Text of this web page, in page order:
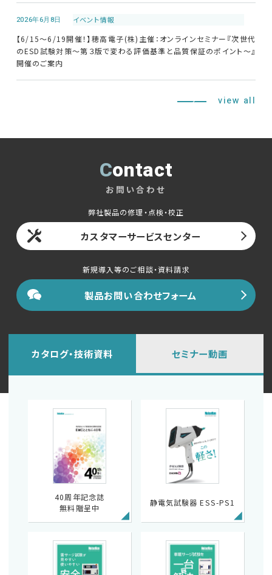
2026年6月8日 イベント情報
【6/15～6/19開催！】穂高電子(株)主催：オンラインセミナー『次世代
のESD試験対策～第３版で変わる評価基準と品質保証のポイント～』
開催のご案内
view all
Contact
お問い合わせ
弊社製品の修理・点検・校正
カスタマーサービスセンター
新規導入等のご相談・資料請求
製品お問い合わせフォーム
カタログ・技術資料
40周年記念誌
無料贈呈中
静電気試験器 ESS-PS1
セミナー動画